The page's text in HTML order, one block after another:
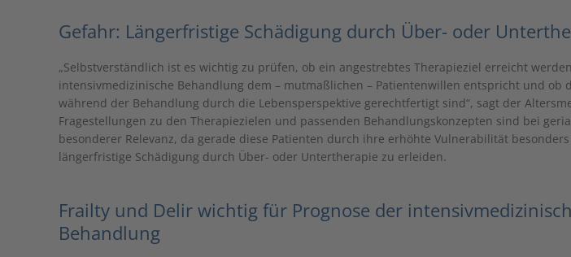
Gefahr: Längerfristige Schädigung durch Über- oder
„Selbstverständlich ist es wichtig zu prüfen, ob ein angestrebtes Therapieziel erreicht
intensivmedizinische Behandlung dem – mutmaßlichen – Patientenwillen entspricht und ob
während der Behandlung durch die Lebensperspektive gerechtfertigt sind“, sagt der
Fragestellungen zu den Therapiezielen und passenden Behandlungskonzepten sind bei
besonderer Relevanz, da gerade diese Patienten durch ihre erhöhte Vulnerabilität
längerfristige Schädigung durch Über- oder Untertherapie zu erleiden.
Frailty und Delir wichtig für Prognose der
Behandlung